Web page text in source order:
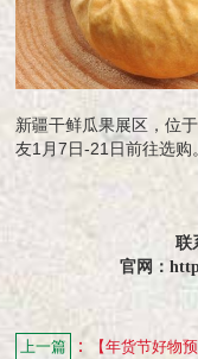
新疆干鲜瓜果展区，位
友1月7日-21日前往选购
联
官网：
上一篇 ：
【年货节好物